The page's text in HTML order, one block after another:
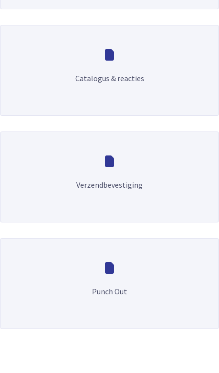
Catalogus & reacties
Verzendbevestiging
Punch Out